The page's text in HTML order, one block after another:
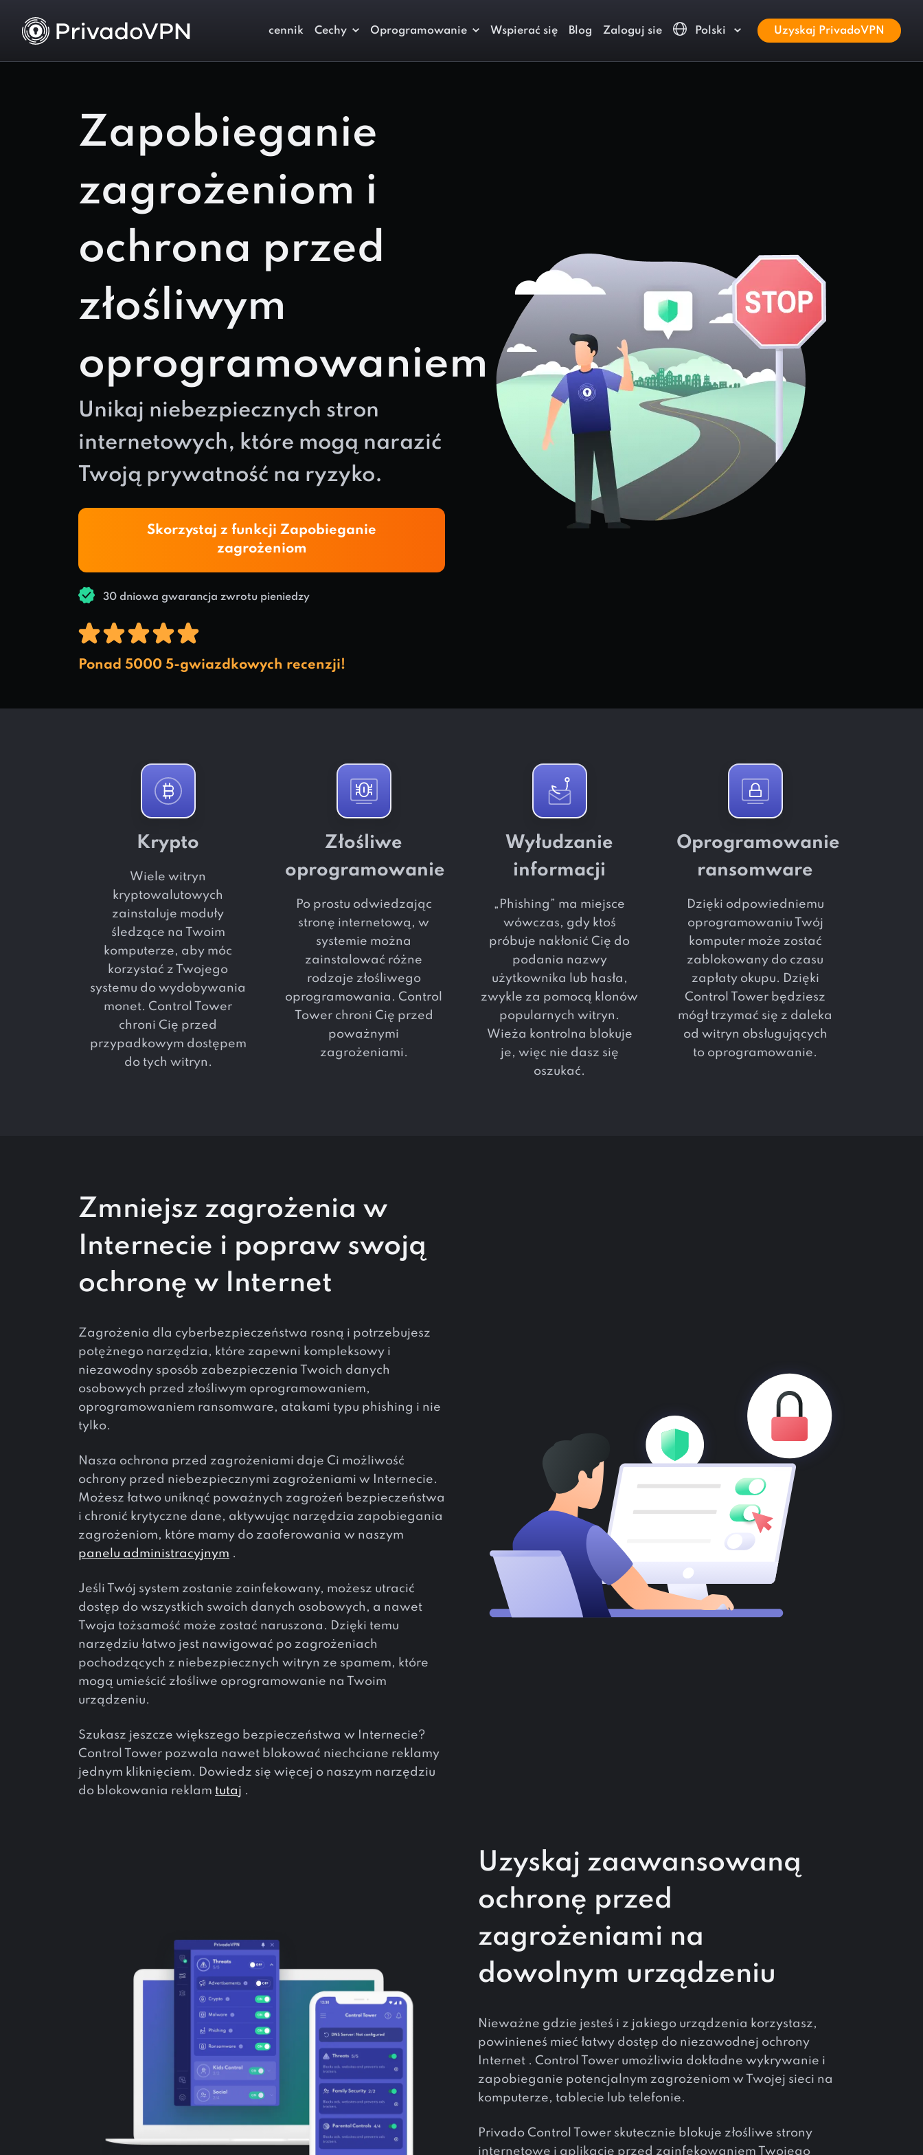
cennik Cechy Oprogramowanie Wspierać się Blog Zaloguj sie Polski Uzyskaj PrivadoVPN
Zapobieganie
zagrożeniom i
ochrona przed
złośliwym
oprogramowaniem
Unikaj niebezpiecznych stron
internetowych, które mogą narazić
Twoją prywatność na ryzyko.
Skorzystaj z funkcji Zapobieganie
zagrożeniom
30 dniowa gwarancja zwrotu pieniedzy
Ponad 5000 5-gwiazdkowych recenzji!
Krypto
Wiele witryn
kryptowalutowych
zainstaluje moduły
śledzące na Twoim
komputerze, aby móc
korzystać z Twojego
systemu do wydobywania
monet. Control Tower
chroni Cię przed
przypadkowym dostępem
do tych witryn.
Złośliwe
oprogramowanie
Po prostu odwiedzając
stronę internetową, w
systemie można
zainstalować różne
rodzaje złośliwego
oprogramowania. Control
Tower chroni Cię przed
poważnymi
zagrożeniami.
Wyłudzanie
informacji
„Phishing” ma miejsce
wówczas, gdy ktoś
próbuje nakłonić Cię do
podania nazwy
użytkownika lub hasła,
zwykle za pomocą klonów
popularnych witryn.
Wieża kontrolna blokuje
je, więc nie dasz się
oszukać.
Oprogramowanie
ransomware
Dzięki odpowiedniemu
oprogramowaniu Twój
komputer może zostać
zablokowany do czasu
zapłaty okupu. Dzięki
Control Tower będziesz
mógł trzymać się z daleka
od witryn obsługujących
to oprogramowanie.
Zmniejsz zagrożenia w
Internecie i popraw swoją
ochronę w Internet
Zagrożenia dla cyberbezpieczeństwa rosną i potrzebujesz
potężnego narzędzia, które zapewni kompleksowy i
niezawodny sposób zabezpieczenia Twoich danych
osobowych przed złośliwym oprogramowaniem,
oprogramowaniem ransomware, atakami typu phishing i nie
tylko.
Nasza ochrona przed zagrożeniami daje Ci możliwość
ochrony przed niebezpiecznymi zagrożeniami w Internecie.
Możesz łatwo uniknąć poważnych zagrożeń bezpieczeństwa
i chronić krytyczne dane, aktywując narzędzia zapobiegania
zagrożeniom, które mamy do zaoferowania w naszym
panelu administracyjnym .
Jeśli Twój system zostanie zainfekowany, możesz utracić
dostęp do wszystkich swoich danych osobowych, a nawet
Twoja tożsamość może zostać naruszona. Dzięki temu
narzędziu łatwo jest nawigować po zagrożeniach
pochodzących z niebezpiecznych witryn ze spamem, które
mogą umieścić złośliwe oprogramowanie na Twoim
urządzeniu.
Szukasz jeszcze większego bezpieczeństwa w Internecie?
Control Tower pozwala nawet blokować niechciane reklamy
jednym kliknięciem. Dowiedz się więcej o naszym narzędziu
do blokowania reklam tutaj .
Uzyskaj zaawansowaną
ochronę przed
zagrożeniami na
dowolnym urządzeniu
Nieważne gdzie jesteś i z jakiego urządzenia korzystasz,
powinieneś mieć łatwy dostęp do niezawodnej ochrony
Internet . Control Tower umożliwia dokładne wykrywanie i
zapobieganie potencjalnym zagrożeniom w Twojej sieci na
komputerze, tablecie lub telefonie.
Privado Control Tower skutecznie blokuje złośliwe strony
internetowe i aplikacje przed zainfekowaniem Twojego